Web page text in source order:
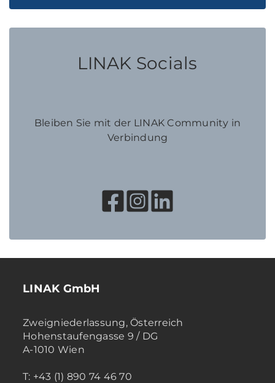
LINAK Socials
Bleiben Sie mit der LINAK Community in
Verbindung
LINAK GmbH
Zweigniederlassung, Österreich
Hohenstaufengasse 9 / DG
A-1010 Wien
T: +43 (1) 890 74 46 70